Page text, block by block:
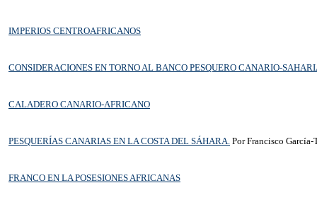
IMPERIOS CENTROAFRICANOS
CONSIDERACIONES EN TORNO AL BANCO PESQUERO CANARIO-
CALADERO CANARIO-AFRICANO
PESQUERÍAS CANARIAS EN LA COSTA DEL SÁHARA. Por Francisco García-
FRANCO EN LA POSESIONES AFRICANAS